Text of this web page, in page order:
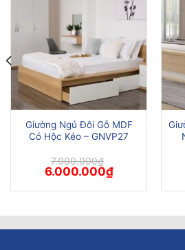
Giường Ngủ Đôi Gỗ MDF
Có Hộc Kéo – GNVP27
7.000.000₫
Giá
gốc
là:
6.000.000₫Giá
hiện
tại